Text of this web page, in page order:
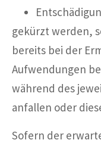
gekürzt werden,
bereits bei der
Aufwendungen
während des
anfallen oder
Sofern der